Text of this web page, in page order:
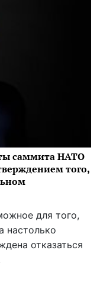
саммита НАТО
того,
для того,
настолько
отказаться